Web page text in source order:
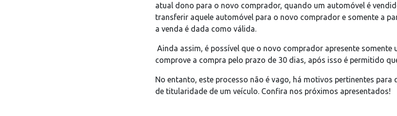
atual dono para o novo comprador, quando um automóvel é
transferir aquele automóvel para o novo comprador e somente a
a venda é dada como válida.
Ainda assim, é possível que o novo comprador apresente somente
comprove a compra pelo prazo de 30 dias, após isso é permitido
No entanto, este processo não é vago, há motivos pertinentes para
de titularidade de um veículo. Confira nos próximos apresentados!